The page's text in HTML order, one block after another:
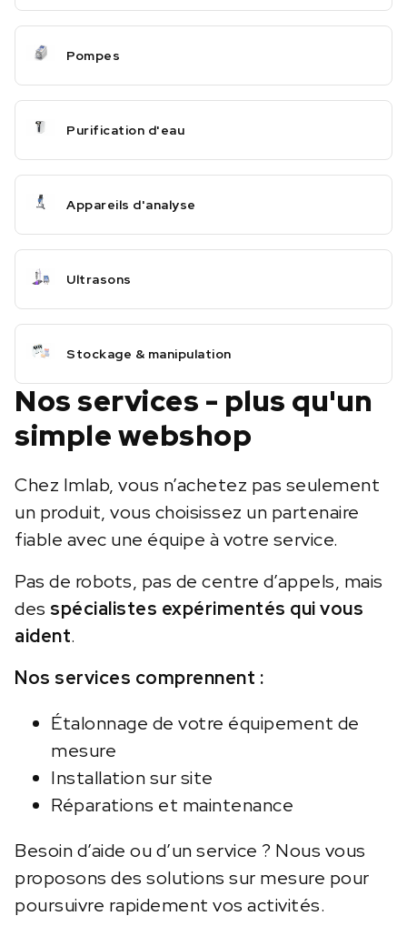
Pompes
Purification d'eau
Appareils d'analyse
Ultrasons
Stockage & manipulation
Nos services - plus qu'un
simple webshop
Chez Imlab, vous n’achetez pas seulement
un produit, vous choisissez un partenaire
fiable avec une équipe à votre service.
Pas de robots, pas de centre d’appels, mais
des spécialistes expérimentés qui vous
aident.
Nos services comprennent :
Étalonnage de votre équipement de
mesure
Installation sur site
Réparations et maintenance
Besoin d’aide ou d’un service ? Nous vous
proposons des solutions sur mesure pour
poursuivre rapidement vos activités.